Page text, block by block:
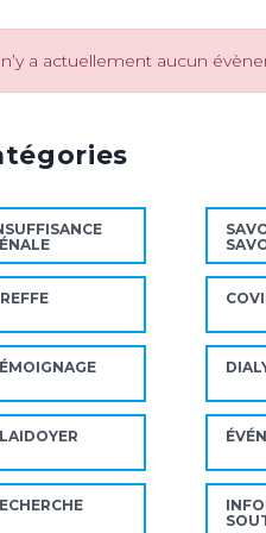
n’y a actuellement aucun